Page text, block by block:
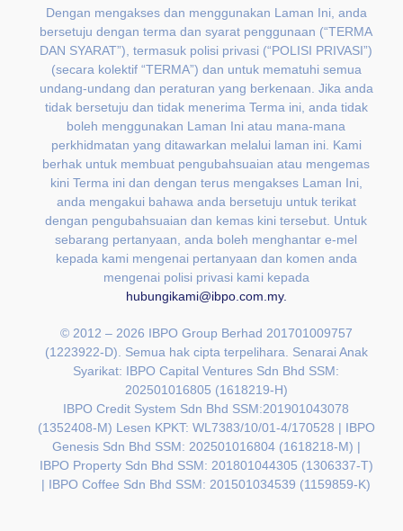
Dengan mengakses dan menggunakan Laman Ini, anda
bersetuju dengan terma dan syarat penggunaan (“TERMA
DAN SYARAT”), termasuk polisi privasi (“POLISI PRIVASI”)
(secara kolektif “TERMA”) dan untuk mematuhi semua
undang-undang dan peraturan yang berkenaan. Jika anda
tidak bersetuju dan tidak menerima Terma ini, anda tidak
boleh menggunakan Laman Ini atau mana-mana
perkhidmatan yang ditawarkan melalui laman ini. Kami
berhak untuk membuat pengubahsuaian atau mengemas
kini Terma ini dan dengan terus mengakses Laman Ini,
anda mengakui bahawa anda bersetuju untuk terikat
dengan pengubahsuaian dan kemas kini tersebut. Untuk
sebarang pertanyaan, anda boleh menghantar e-mel
kepada kami mengenai pertanyaan dan komen anda
mengenai polisi privasi kami kepada
hubungikami@ibpo.com.my.
© 2012 – 2026 IBPO Group Berhad 201701009757
(1223922-D). Semua hak cipta terpelihara. Senarai Anak
Syarikat: IBPO Capital Ventures Sdn Bhd SSM:
202501016805 (1618219-H)
IBPO Credit System Sdn Bhd SSM:201901043078
(1352408-M) Lesen KPKT: WL7383/10/01-4/170528 | IBPO
Genesis Sdn Bhd SSM: 202501016804 (1618218-M) |
IBPO Property Sdn Bhd SSM: 201801044305 (1306337-T)
| IBPO Coffee Sdn Bhd SSM: 201501034539 (1159859-K)